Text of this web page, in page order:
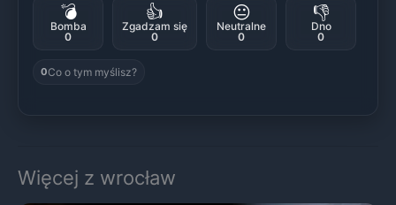
💣
Bomba
0
👍
Zgadzam się
0
😐
Neutralne
0
👎
Dno
0
0Co o tym myślisz?
Więcej z wrocław